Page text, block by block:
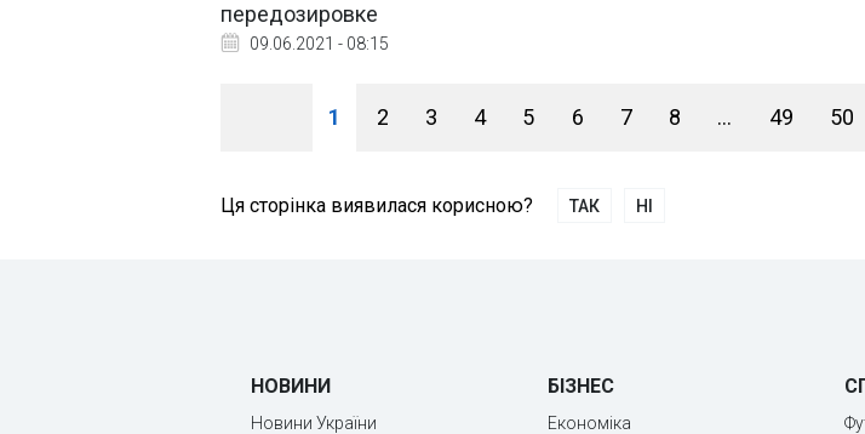
передозировке
09.06.2021 - 08:15
1 2 3 4 5 6 7 8 ... 49 50
Ця сторінка виявилася корисною? ТАК НІ
НОВИНИ
Новини України
БІЗНЕС
Економіка